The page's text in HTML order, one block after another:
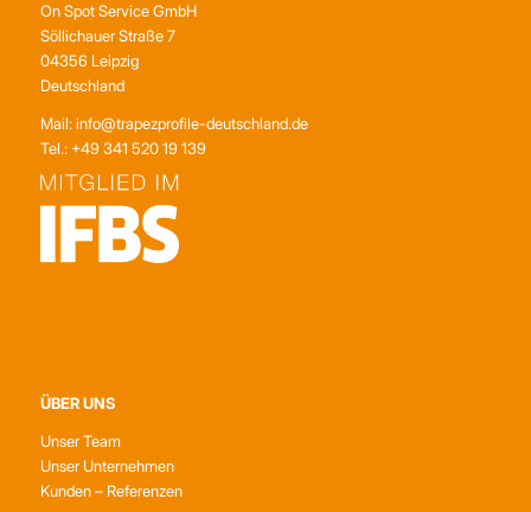
On Spot Service GmbH
Söllichauer Straße 7
04356 Leipzig
Deutschland
Mail: info@trapezprofile-deutschland.de
Tel.: +49 341 520 19 139
ÜBER UNS
Unser Team
Unser Unternehmen
Kunden – Referenzen